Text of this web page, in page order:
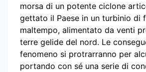
morsa di un potente ciclone
gettato il Paese in un turbinio di
maltempo, alimentato da venti
terre gelide del nord. Le
fenomeno si protrarranno per
portando con sé una serie di